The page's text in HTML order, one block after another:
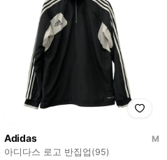
Adidas
M
아디다스 로고 반집업(95)